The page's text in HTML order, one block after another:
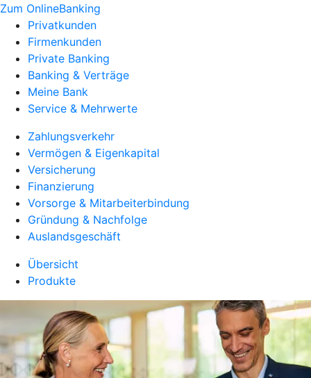
Zum OnlineBanking
Privatkunden
Firmenkunden
Private Banking
Banking & Verträge
Meine Bank
Service & Mehrwerte
Zahlungsverkehr
Vermögen & Eigenkapital
Versicherung
Finanzierung
Vorsorge & Mitarbeiterbindung
Gründung & Nachfolge
Auslandsgeschäft
Übersicht
Produkte